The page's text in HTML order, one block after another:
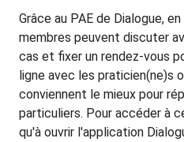
Grâce au PAE de Dialogue,
membres peuvent discuter
cas et fixer un rendez-vous
ligne avec les praticien(ne)s
conviennent le mieux pour
particuliers. Pour accéder à
qu'à ouvrir l'application